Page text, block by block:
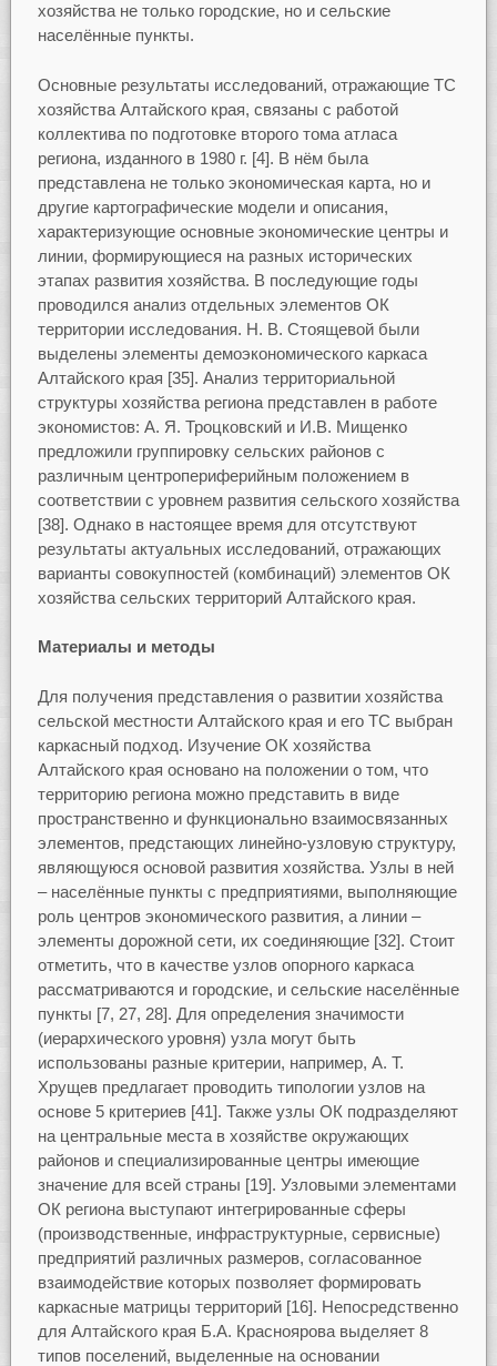
хозяйства не только городские, но и сельские
населённые пункты.
Основные результаты исследований, отражающие ТС
хозяйства Алтайского края, связаны с работой
коллектива по подготовке второго тома атласа
региона, изданного в 1980 г. [4]. В нём была
представлена не только экономическая карта, но и
другие картографические модели и описания,
характеризующие основные экономические центры и
линии, формирующиеся на разных исторических
этапах развития хозяйства. В последующие годы
проводился анализ отдельных элементов ОК
территории исследования. Н. В. Стоящевой были
выделены элементы демоэкономического каркаса
Алтайского края [35]. Анализ территориальной
структуры хозяйства региона представлен в работе
экономистов: А. Я. Троцковский и И.В. Мищенко
предложили группировку сельских районов с
различным центропериферийным положением в
соответствии с уровнем развития сельского хозяйства
[38]. Однако в настоящее время для отсутствуют
результаты актуальных исследований, отражающих
варианты совокупностей (комбинаций) элементов ОК
хозяйства сельских территорий Алтайского края.
Материалы и методы
Для получения представления о развитии хозяйства
сельской местности Алтайского края и его ТС выбран
каркасный подход. Изучение ОК хозяйства
Алтайского края основано на положении о том, что
территорию региона можно представить в виде
пространственно и функционально взаимосвязанных
элементов, предстающих линейно-узловую структуру,
являющуюся основой развития хозяйства. Узлы в ней
– населённые пункты с предприятиями, выполняющие
роль центров экономического развития, а линии –
элементы дорожной сети, их соединяющие [32]. Стоит
отметить, что в качестве узлов опорного каркаса
рассматриваются и городские, и сельские населённые
пункты [7, 27, 28]. Для определения значимости
(иерархического уровня) узла могут быть
использованы разные критерии, например, А. Т.
Хрущев предлагает проводить типологии узлов на
основе 5 критериев [41]. Также узлы ОК подразделяют
на центральные места в хозяйстве окружающих
районов и специализированные центры имеющие
значение для всей страны [19]. Узловыми элементами
ОК региона выступают интегрированные сферы
(производственные, инфраструктурные, сервисные)
предприятий различных размеров, согласованное
взаимодействие которых позволяет формировать
каркасные матрицы территорий [16]. Непосредственно
для Алтайского края Б.А. Красноярова выделяет 8
типов поселений, выделенные на основании